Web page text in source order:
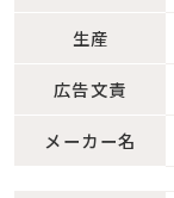
生産
広告文責
メーカー名